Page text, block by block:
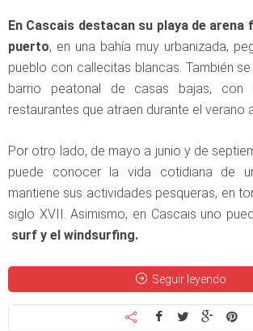
En Cascais destacan su playa de arena
puerto, en una bahía muy urbanizada,
pueblo con callecitas blancas. También
barrio peatonal de casas bajas, con
restaurantes que atraen durante el verano
Por otro lado, de mayo a junio y de
puede conocer la vida cotidiana de
mantiene sus actividades pesqueras, en
siglo XVII. Asimismo, en Cascais uno
surf y el windsurfing.
Seguir leyendo